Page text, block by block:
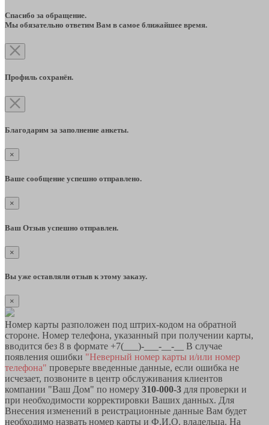
Спасибо за обращение.
Мы обязательно ответим Вам в самое ближайшее время.
Профиль сохранён.
Благодарим за заполнение анкеты.
×
Ваше сообщение успешно отправлено.
×
Ваш Отзыв успешно отправлен.
×
Вы уже оставляли отзыв к этому заказу.
×
Номер карты разположен под штрих-кодом на обратной
стороне. Номер телефона, указанный при получении карты,
вводится без 8 в формате +7(___)-___-__-__ В случае
появления ошибки "Неверный номер карты и/или номер
телефона" проверьте введенные данные, если ошибка не
исчезает, позвоните в центр обслуживания клиентов
компании "Ваш Дом" по номеру 310-000-3 для проверки и
при необходимости корректировки Ваших данных. Для
Внесения изменений в реистрационные данные Вам будет
необходимо назвать номер карты и Ф.И.О. владельца. На